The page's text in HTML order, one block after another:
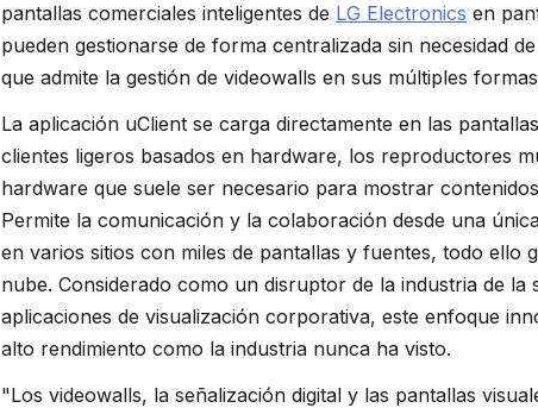
pantallas comerciales inteligentes de LG Electronics en
pueden gestionarse de forma centralizada sin necesidad
que admite la gestión de videowalls en sus múltiples
La aplicación uClient se carga directamente en las
clientes ligeros basados en hardware, los reproductores
hardware que suele ser necesario para mostrar
Permite la comunicación y la colaboración desde una
en varios sitios con miles de pantallas y fuentes, todo ello
nube. Considerado como un disruptor de la industria de la
aplicaciones de visualización corporativa, este enfoque
alto rendimiento como la industria nunca ha visto.
"Los videowalls, la señalización digital y las pantallas